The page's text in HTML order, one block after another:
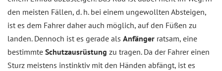
den meisten Fällen, d. h. bei einem ungewollten Absteigen,
ist es dem Fahrer daher auch möglich, auf den Füßen zu
landen. Dennoch ist es gerade als Anfänger ratsam, eine
bestimmte Schutzausrüstung zu tragen. Da der Fahrer einen
Sturz meistens instinktiv mit den Händen abfängt, ist es